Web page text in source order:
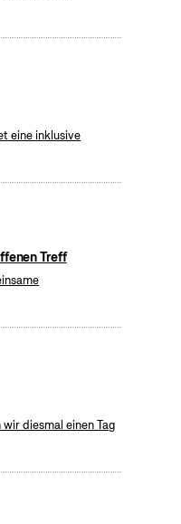
eine inklusive
Treff
diesmal einen Tag